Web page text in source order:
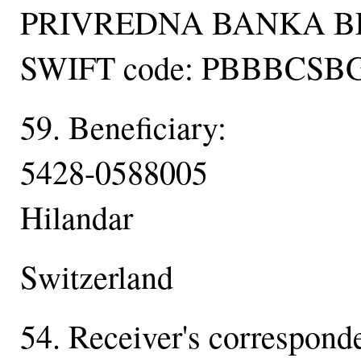
PRIVREDNA BANKA
SWIFT code:
59. Beneficiary:
5428-0588005
Hilandar
Switzerland
54. Receiver's